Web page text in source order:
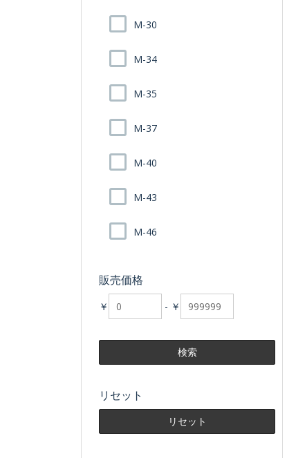
M-30
M-34
M-35
M-37
M-40
M-43
M-46
販売価格
￥ - ￥
リセット